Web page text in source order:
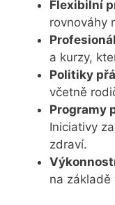
Flexibilní
rovnováhy
a kurzy,
Politiky
včetně
Programy
Iniciativy
zdraví.
na základě